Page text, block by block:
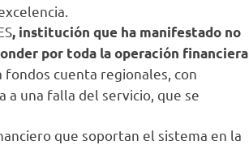
, institución que ha manifestado no
por toda la operación financiera
cuenta regionales, con
a una falla del servicio, que se
que soportan el sistema en la